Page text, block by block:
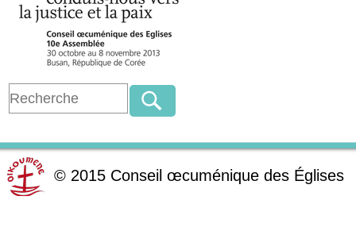
© 2015 Conseil œcuménique des Églises